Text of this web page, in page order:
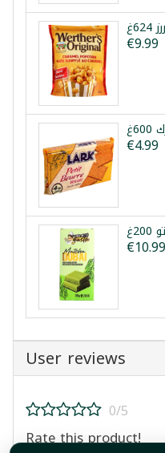
€9.99
€4.99
€10.99
User reviews
0/5
Rate this product!